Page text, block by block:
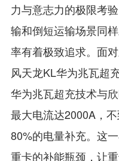
力与意志力的极限考
输和倒短运输场景同
率有着极致追求。面
风天龙KL华为兆瓦超
华为兆瓦超充技术与
最大电流达2000A，
80%的电量补充。这
重卡的补能瓶颈，让